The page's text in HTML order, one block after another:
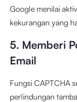
Google menilai
kekurangan yang
5. Memberi
Email
Fungsi CAPTCHA
perlindungan